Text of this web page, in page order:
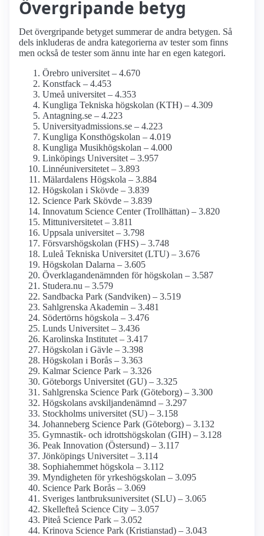
Övergripande betyg
Det övergripande betyget summerar de andra betygen. Så
dels inkluderas de andra kategorierna av tester som finns
men också de tester som ännu inte har en egen kategori.
Örebro universitet – 4.670
Konstfack – 4.453
Umeå universitet – 4.353
Kungliga Tekniska högskolan (KTH) – 4.309
Antagning.se – 4.223
University­admissions.se – 4.223
Kungliga Konst­högskolan – 4.019
Kungliga Musik­högskolan – 4.000
Linköpings Universitet – 3.957
Linné­universitetet – 3.893
Mälardalens Högskola – 3.884
Högskolan i Skövde – 3.839
Science Park Skövde – 3.839
Innovatum Science Center (Trollhättan) – 3.820
Mitt­universitetet – 3.811
Uppsala universitet – 3.798
Försvars­högskolan (FHS) – 3.748
Luleå Tekniska Universitet (LTU) – 3.676
Högskolan Dalarna – 3.605
Överklagande­nämnden för högskolan – 3.587
Studera.nu – 3.579
Sandbacka Park (Sandviken) – 3.519
Sahlgrenska Akademin – 3.481
Södertörns högskola – 3.476
Lunds Universitet – 3.436
Karolinska Institutet – 3.417
Högskolan i Gävle – 3.398
Högskolan i Borås – 3.363
Kalmar Science Park – 3.326
Göteborgs Universitet (GU) – 3.325
Sahlgrenska Science Park (Göteborg) – 3.300
Högskolans avskiljande­nämnd – 3.297
Stockholms universitet (SU) – 3.158
Johanneberg Science Park (Göteborg) – 3.132
Gymnastik- och idrotts­högskolan (GIH) – 3.128
Peak Innovation (Östersund) – 3.117
Jönköpings Universitet – 3.114
Sophiahemmet högskola – 3.112
Myndigheten för yrkes­högskolan – 3.095
Science Park Borås – 3.069
Sveriges lantbruks­universitet (SLU) – 3.065
Skellefteå Science City – 3.057
Piteå Science Park – 3.052
Krinova Science Park (Kristianstad) – 3.043